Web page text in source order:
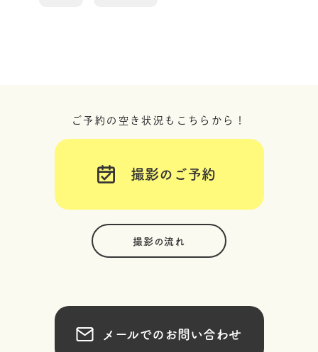
ご予約の空き状況もこちらから！
撮影のご予約
撮影の流れ
メールでのお問い合わせ